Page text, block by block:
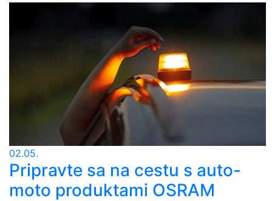
02.05.
Pripravte sa na cestu s auto-
moto produktami OSRAM